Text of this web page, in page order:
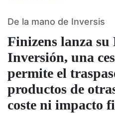
Finizens lanza su
Inversión, una
permite el
productos de
coste ni impacto
De la mano de Inversis